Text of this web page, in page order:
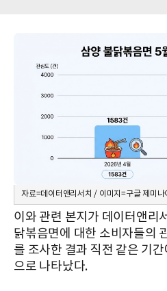
자료=데이터앤리서치 / 이미지=구글 제미나
이와 관련 본지가 데이터앤리
닭볶음면에 대한 소비자들의
를 조사한 결과 직전 같은 기
으로 나타났다.